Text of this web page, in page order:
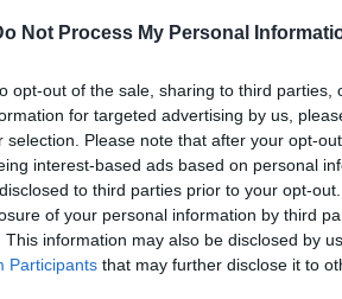
Not Process My Personal
opt-out of the sale, sharing to third
for targeted advertising by us,
selection. Please note that after your opt-
interest-based ads based on personal
to third parties prior to your opt-
of your personal information by third
This information may also be disclosed by
Participants that may further disclose it to
προστατεύοντας το στομάχι
μπορεί να βοηθήσει στην
προβλήματα όταν πίνετε με άδειο
αλκοόλ
να παρατείνει τη συνεδρία
μπορεί να αισθανθείτε τα
βαδίζετε καλύτερα και να